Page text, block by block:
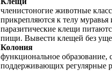
членистоногие животные
прикрепляются к телу
паразитические клещи
пищи. Вывести клещей без
Колония
функциональное образование,
поддерживающих регулярные